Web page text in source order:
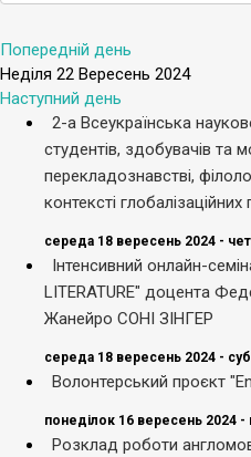
Попередній день
Неділя 22 Вересень 2024
Наступний день
2-а Всеукраїнська
студентів, здобувачів та
перекладознавстві,
контексті глобалізаційних
середа 18 вересень 2024 -
Інтенсивний онлайн-
LITERATURE" доцента
Жанейро СОНІ ЗІНГЕР
середа 18 вересень 2024 -
Волонтерський проєкт
понеділок 16 вересень 2024 -
Розклад роботи